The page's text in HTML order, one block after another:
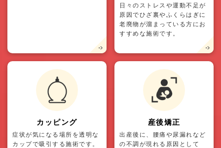
日々のストレスや運動不足が
原因でひざ裏やふくらはぎに
老廃物が溜まっている方にお
すすめな施術です。
カッピング
症状が気になる場所を透明な
カップで吸引する施術です。
産後矯正
出産後に、腰痛や尿漏れなど
の不調が現れる原因として